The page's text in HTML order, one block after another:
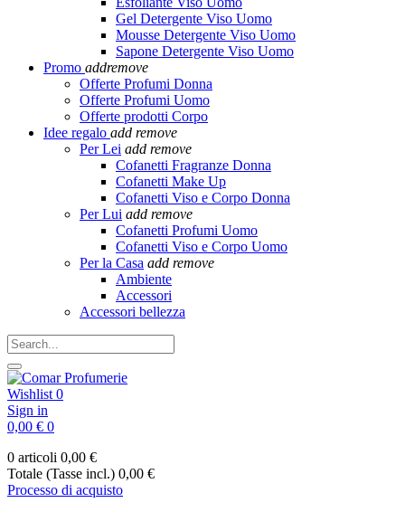
Gel Detergente Viso Uomo
Mousse Detergente Viso Uomo
Sapone Detergente Viso Uomo
Promo addremove
Offerte Profumi Donna
Offerte Profumi Uomo
Offerte prodotti Corpo
Idee regalo add remove
Per Lei add remove
Cofanetti Fragranze Donna
Cofanetti Make Up
Cofanetti Viso e Corpo Donna
Per Lui add remove
Cofanetti Profumi Uomo
Cofanetti Viso e Corpo Uomo
Per la Casa add remove
Ambiente
Accessori
Accessori bellezza
Wishlist 0
Sign in
0,00 € 0
0 articoli 0,00 €
Totale (Tasse incl.) 0,00 €
Processo di acquisto